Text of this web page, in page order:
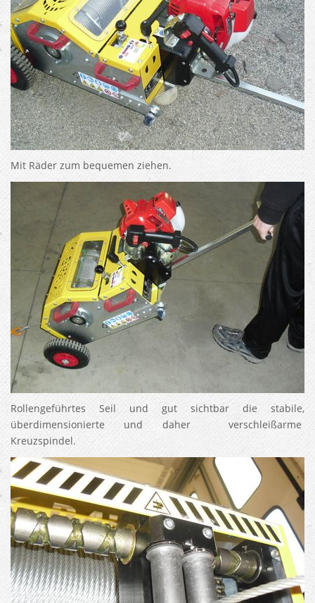
Mit Räder zum bequemen ziehen.
Rollengeführtes Seil und gut sichtbar die stabile,
überdimensionierte und daher verschleißarme
Kreuzspindel.